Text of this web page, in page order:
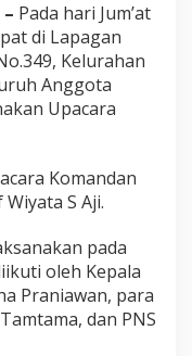
Pada hari Jum’at
di Lapagan
Kelurahan
Anggota
Upacara
Komandan
S Aji.
pada
oleh Kepala
Praniawan, para
dan PNS